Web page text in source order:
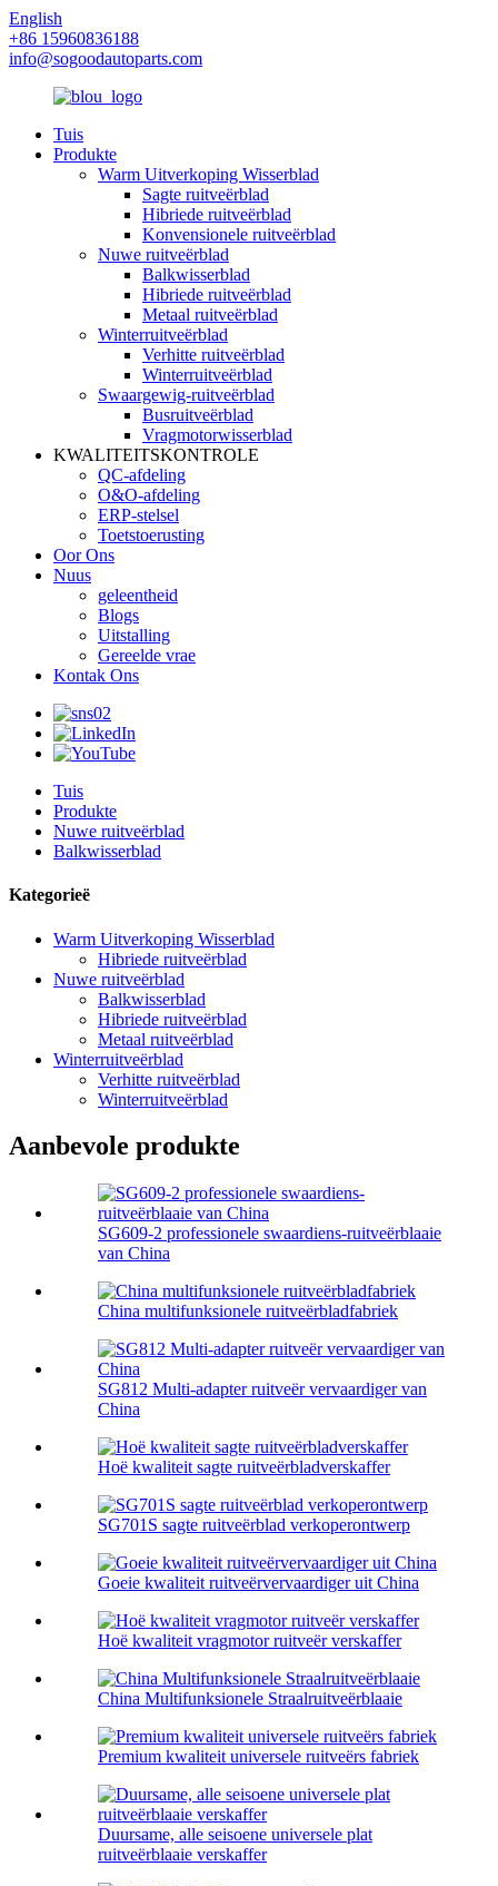
English
+86 15960836188
info@sogoodautoparts.com
Tuis
Produkte
Warm Uitverkoping Wisserblad
Sagte ruitveërblad
Hibriede ruitveërblad
Konvensionele ruitveërblad
Nuwe ruitveërblad
Balkwisserblad
Hibriede ruitveërblad
Metaal ruitveërblad
Winterruitveërblad
Verhitte ruitveërblad
Winterruitveërblad
Swaargewig-ruitveërblad
Busruitveërblad
Vragmotorwisserblad
KWALITEITSKONTROLE
QC-afdeling
O&O-afdeling
ERP-stelsel
Toetstoerusting
Oor Ons
Nuus
geleentheid
Blogs
Uitstalling
Gereelde vrae
Kontak Ons
Tuis
Produkte
Nuwe ruitveërblad
Balkwisserblad
Kategorieë
Warm Uitverkoping Wisserblad
Hibriede ruitveërblad
Nuwe ruitveërblad
Balkwisserblad
Hibriede ruitveërblad
Metaal ruitveërblad
Winterruitveërblad
Verhitte ruitveërblad
Winterruitveërblad
Aanbevole produkte
SG609-2 professionele swaardiens-ruitveërblaaie
van China
China multifunksionele ruitveërbladfabriek
SG812 Multi-adapter ruitveër vervaardiger van
China
Hoë kwaliteit sagte ruitveërbladverskaffer
SG701S sagte ruitveërblad verkoperontwerp
Goeie kwaliteit ruitveërvervaardiger uit China
Hoë kwaliteit vragmotor ruitveër verskaffer
China Multifunksionele Straalruitveërblaaie
Premium kwaliteit universele ruitveërs fabriek
Duursame, alle seisoene universele plat
ruitveërblaaie verskaffer